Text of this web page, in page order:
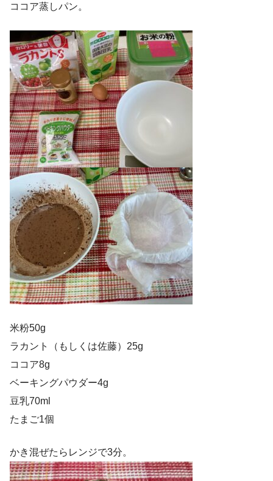
ココア蒸しパン。
米粉50g
ラカント（もしくは佐藤）25g
ココア8g
ベーキングパウダー4g
豆乳70ml
たまご1個
かき混ぜたらレンジで3分。